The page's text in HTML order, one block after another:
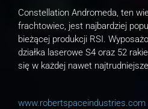
Constellation Andromeda, ten
frachtowiec, jest najbardziej
bieżącej produkcji RSI.
działka laserowe S4 oraz 52
się w każdej nawet
www.robertspaceindustries.com